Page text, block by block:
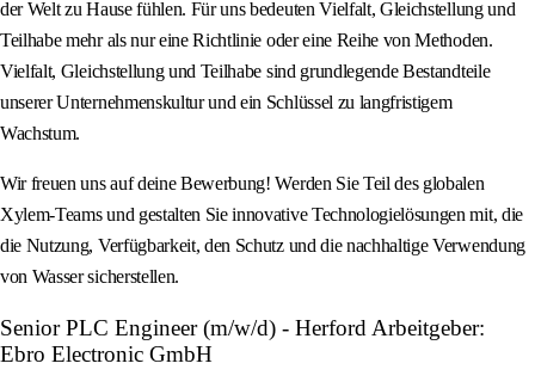
der Welt zu Hause fühlen. Für uns bedeuten Vielfalt, Gleichstellung und
Teilhabe mehr als nur eine Richtlinie oder eine Reihe von Methoden.
Vielfalt, Gleichstellung und Teilhabe sind grundlegende Bestandteile
unserer Unternehmenskultur und ein Schlüssel zu langfristigem
Wachstum.
Wir freuen uns auf deine Bewerbung! Werden Sie Teil des globalen
Xylem-Teams und gestalten Sie innovative Technologielösungen mit, die
die Nutzung, Verfügbarkeit, den Schutz und die nachhaltige Verwendung
von Wasser sicherstellen.
Senior PLC Engineer (m/w/d) - Herford Arbeitgeber:
Ebro Electronic GmbH